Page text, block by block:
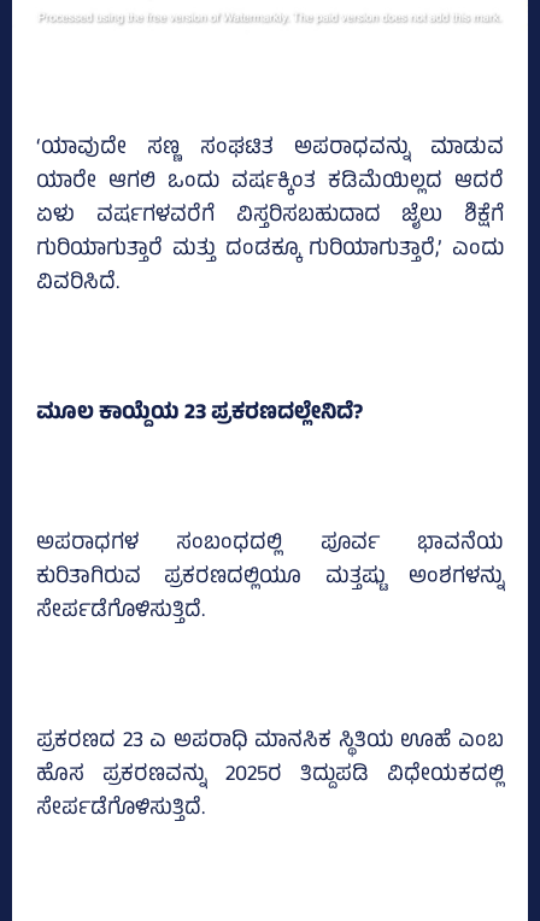
‘ಯಾವುದೇ ಸಣ್ಣ ಸಂಘಟಿತ ಅಪರಾಧವನ್ನು ಮಾಡುವ
ಯಾರೇ ಆಗಲಿ ಒಂದು ವರ್ಷಕ್ಕಿಂತ ಕಡಿಮೆಯಿಲ್ಲದ ಆದರೆ
ಏಳು ವರ್ಷಗಳವರೆಗೆ ವಿಸ್ತರಿಸಬಹುದಾದ ಜೈಲು ಶಿಕ್ಷೆಗೆ
ಗುರಿಯಾಗುತ್ತಾರೆ ಮತ್ತು ದಂಡಕ್ಕೂ ಗುರಿಯಾಗುತ್ತಾರೆ,’ ಎಂದು
ವಿವರಿಸಿದೆ.
ಮೂಲ ಕಾಯ್ದೆಯ 23 ಪ್ರಕರಣದಲ್ಲೇನಿದೆ?
ಅಪರಾಧಗಳ ಸಂಬಂಧದಲ್ಲಿ ಪೂರ್ವ ಭಾವನೆಯ
ಕುರಿತಾಗಿರುವ ಪ್ರಕರಣದಲ್ಲಿಯೂ ಮತ್ತಷ್ಟು ಅಂಶಗಳನ್ನು
ಸೇರ್ಪಡೆಗೊಳಿಸುತ್ತಿದೆ.
ಪ್ರಕರಣದ 23 ಎ ಅಪರಾಧಿ ಮಾನಸಿಕ ಸ್ಥಿತಿಯ ಊಹೆ ಎಂಬ
ಹೊಸ ಪ್ರಕರಣವನ್ನು 2025ರ ತಿದ್ದುಪಡಿ ವಿಧೇಯಕದಲ್ಲಿ
ಸೇರ್ಪಡೆಗೊಳಿಸುತ್ತಿದೆ.